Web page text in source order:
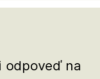
odpoveď na